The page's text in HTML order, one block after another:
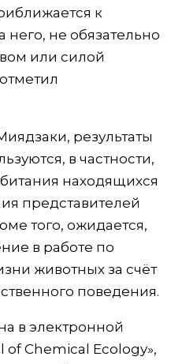
к
него, не обязательно
или силой
результаты
в частности,
находящихся
представителей
того, ожидается,
в работе по
животных за счёт
поведения.
в электронной
Chemical Ecology»,